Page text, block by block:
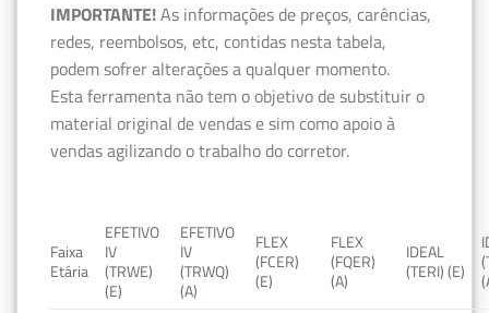
IMPORTANTE!As informações de preços, carências,
redes, reembolsos, etc, contidas nesta tabela,
podem sofrer alterações a qualquer momento.
Esta ferramenta não tem o objetivo de substituir o
material original de vendas e sim como apoio à
vendas agilizando o trabalho do corretor.
Faixa
Etária
EFETIVO
IV
(TRWE)
(E)
EFETIVO
IV
(TRWQ)
(A)
FLEX
(FCER)
(E)
FLEX
(FQER)
(A)
IDEAL
(TERI) (E)